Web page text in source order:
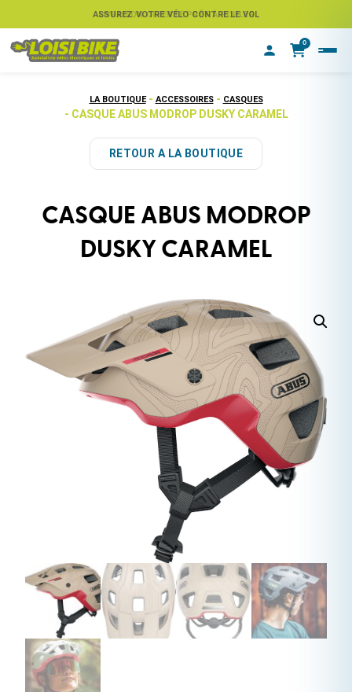
LIVRAISON OFFERTE PRÊT À ROULER
ASSUREZ VOTRE VÉLO CONTRE LE VOL
0
LA BOUTIQUE - ACCESSOIRES - CASQUES
- CASQUE ABUS MODROP DUSKY CARAMEL
RETOUR A LA BOUTIQUE
CASQUE ABUS MODROP
DUSKY CARAMEL